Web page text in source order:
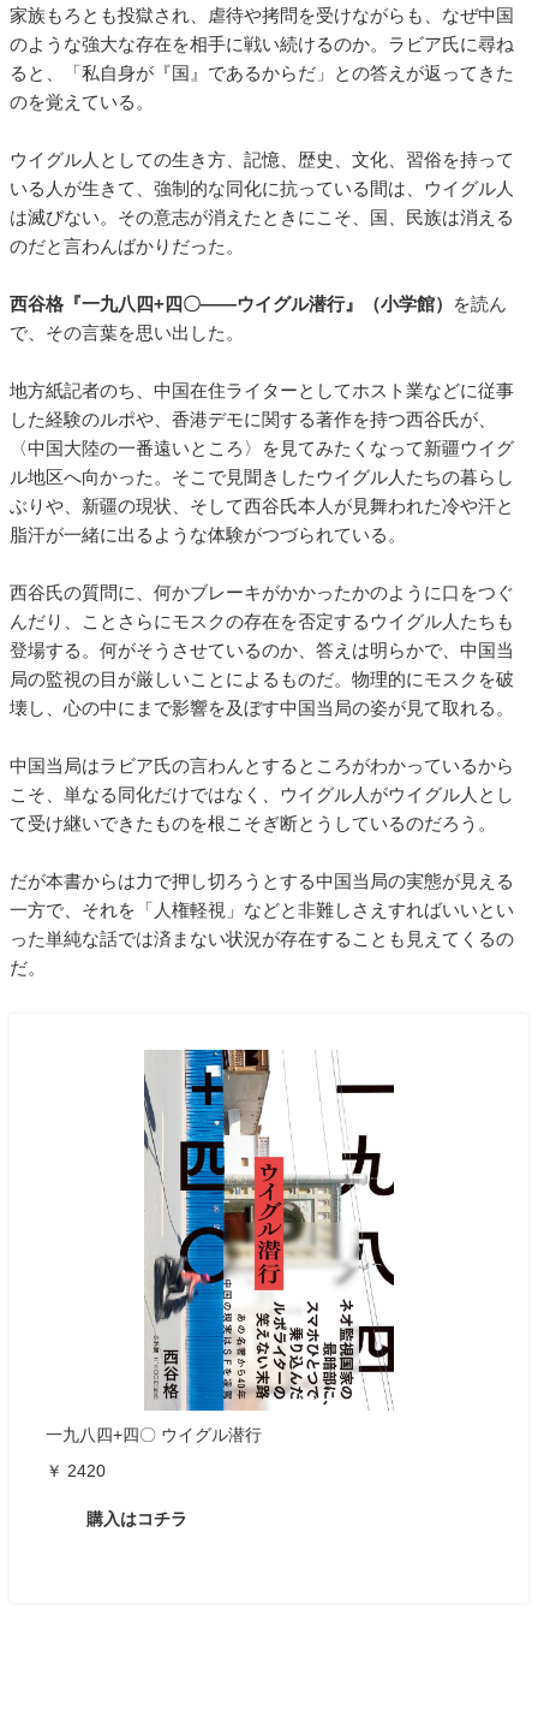
家族もろとも投獄され、虐待や拷問を受けながらも、なぜ中国
のような強大な存在を相手に戦い続けるのか。ラビア氏に尋ね
ると、「私自身が『国』であるからだ」との答えが返ってきた
のを覚えている。
ウイグル人としての生き方、記憶、歴史、文化、習俗を持って
いる人が生きて、強制的な同化に抗っている間は、ウイグル人
は滅びない。その意志が消えたときにこそ、国、民族は消える
のだと言わんばかりだった。
西谷格『一九八四+四〇――ウイグル潜行』（小学館）
を読ん
で、その言葉を思い出した。
地方紙記者のち、中国在住ライターとしてホスト業などに従事
した経験のルポや、香港デモに関する著作を持つ西谷氏が、
〈中国大陸の一番遠いところ〉を見てみたくなって新疆ウイグ
ル地区へ向かった。そこで見聞きしたウイグル人たちの暮らし
ぶりや、新疆の現状、そして西谷氏本人が見舞われた冷や汗と
脂汗が一緒に出るような体験がつづられている。
西谷氏の質問に、何かブレーキがかかったかのように口をつぐ
んだり、ことさらにモスクの存在を否定するウイグル人たちも
登場する。何がそうさせているのか、答えは明らかで、中国当
局の監視の目が厳しいことによるものだ。物理的にモスクを破
壊し、心の中にまで影響を及ぼす中国当局の姿が見て取れる。
中国当局はラビア氏の言わんとするところがわかっているから
こそ、単なる同化だけではなく、ウイグル人がウイグル人とし
て受け継いできたものを根こそぎ断とうしているのだろう。
だが本書からは力で押し切ろうとする中国当局の実態が見える
一方で、それを「人権軽視」などと非難しさえすればいいとい
った単純な話では済まない状況が存在することも見えてくるの
だ。
一九八四+四〇 ウイグル潜行
￥ 2420
購入はコチラ